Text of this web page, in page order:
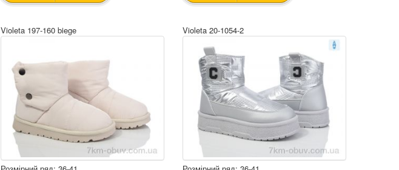
Violeta 197-160 biege Violeta 20-1054-2